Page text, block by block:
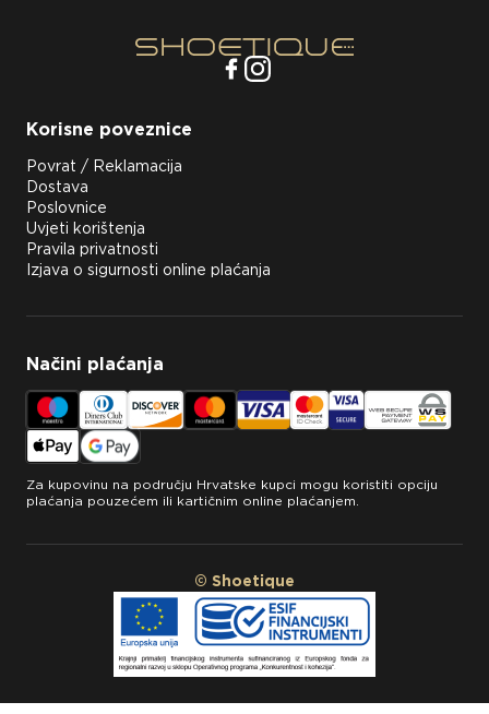
Korisne poveznice
Povrat / Reklamacija
Dostava
Poslovnice
Uvjeti korištenja
Pravila privatnosti
Izjava o sigurnosti online plaćanja
Načini plaćanja
Za kupovinu na području Hrvatske kupci mogu koristiti opciju
plaćanja pouzećem ili kartičnim online plaćanjem.
© Shoetique